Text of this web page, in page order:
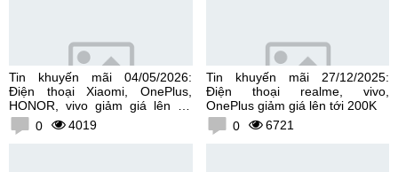
Tin khuyến mãi 04/05/2026:
Điện thoại Xiaomi, OnePlus,
HONOR, vivo giảm giá lên tới
300K0 4019
Tin khuyến mãi 27/12/2025:
Điện thoại realme, vivo,
OnePlus giảm giá lên tới 200K
0
6721